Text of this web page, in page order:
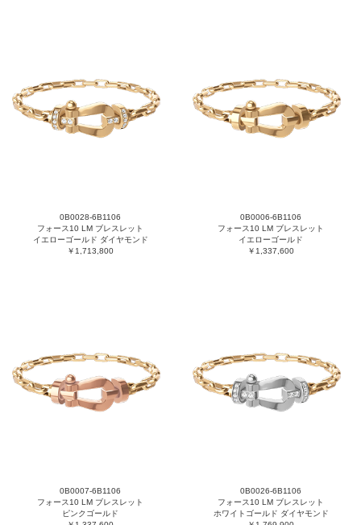
0B0028-6B1106
フォース10 LM ブレスレット
イエローゴールド ダイヤモンド
￥1,713,800
0B0006-6B1106
フォース10 LM ブレスレット
イエローゴールド
￥1,337,600
0B0007-6B1106
フォース10 LM ブレスレット
ピンクゴールド
0B0026-6B1106
フォース10 LM ブレスレット
ホワイトゴールド ダイヤモンド